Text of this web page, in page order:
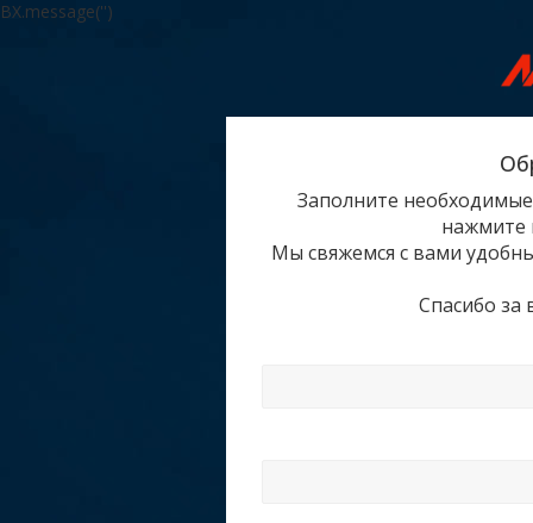
BX.message('')
Заполните
нажмите
Мы свяжемся с вами
Спасибо за